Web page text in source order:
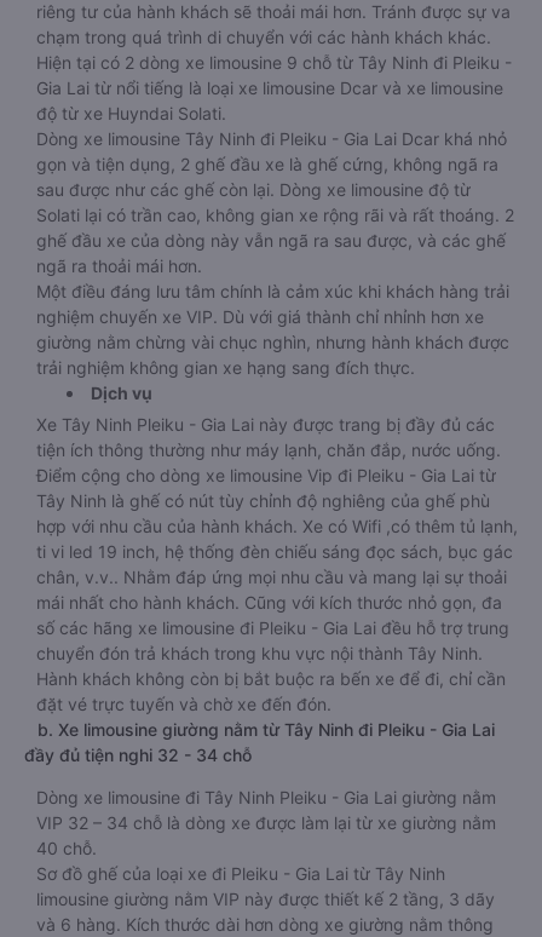
riêng tư của hành khách sẽ thoải mái hơn. Tránh được sự va
chạm trong quá trình di chuyển với các hành khách khác.
Hiện tại có 2 dòng xe limousine 9 chỗ từ Tây Ninh đi Pleiku -
Gia Lai từ nổi tiếng là loại xe limousine Dcar và xe limousine
độ từ xe Huyndai Solati.
Dòng xe limousine Tây Ninh đi Pleiku - Gia Lai Dcar khá nhỏ
gọn và tiện dụng, 2 ghế đầu xe là ghế cứng, không ngã ra
sau được như các ghế còn lại. Dòng xe limousine độ từ
Solati lại có trần cao, không gian xe rộng rãi và rất thoáng. 2
ghế đầu xe của dòng này vẫn ngã ra sau được, và các ghế
ngã ra thoải mái hơn.
Một điều đáng lưu tâm chính là cảm xúc khi khách hàng trải
nghiệm chuyến xe VIP. Dù với giá thành chỉ nhỉnh hơn xe
giường nằm chừng vài chục nghìn, nhưng hành khách được
trải nghiệm không gian xe hạng sang đích thực.
Dịch vụ
Xe Tây Ninh Pleiku - Gia Lai này được trang bị đầy đủ các
tiện ích thông thường như máy lạnh, chăn đắp, nước uống.
Điểm cộng cho dòng xe limousine Vip đi Pleiku - Gia Lai từ
Tây Ninh là ghế có nút tùy chỉnh độ nghiêng của ghế phù
hợp với nhu cầu của hành khách. Xe có Wifi ,có thêm tủ lạnh,
ti vi led 19 inch, hệ thống đèn chiếu sáng đọc sách, bục gác
chân, v.v.. Nhằm đáp ứng mọi nhu cầu và mang lại sự thoải
mái nhất cho hành khách. Cũng với kích thước nhỏ gọn, đa
số các hãng xe limousine đi Pleiku - Gia Lai đều hỗ trợ trung
chuyển đón trả khách trong khu vực nội thành Tây Ninh.
Hành khách không còn bị bắt buộc ra bến xe để đi, chỉ cần
đặt vé trực tuyến và chờ xe đến đón.
b. Xe limousine giường nằm từ Tây Ninh đi Pleiku - Gia Lai
đầy đủ tiện nghi 32 - 34 chỗ
Dòng xe limousine đi Tây Ninh Pleiku - Gia Lai giường nằm
VIP 32 – 34 chỗ là dòng xe được làm lại từ xe giường nằm
40 chỗ.
Sơ đồ ghế của loại xe đi Pleiku - Gia Lai từ Tây Ninh
limousine giường nằm VIP này được thiết kế 2 tầng, 3 dãy
và 6 hàng. Kích thước dài hơn dòng xe giường nằm thông